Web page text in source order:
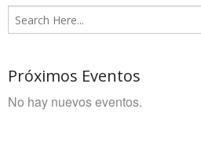
Próximos Eventos
No hay nuevos eventos.